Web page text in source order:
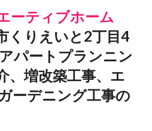
ーティブホーム
くりえいと2丁目4
パートプランニン
、増改築工事、エ
ーデニング工事の